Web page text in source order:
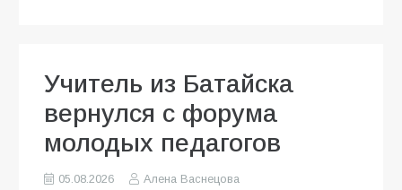
Учитель из Батайска
вернулся с форума
молодых педагогов
05.08.2026
Алена Васнецова